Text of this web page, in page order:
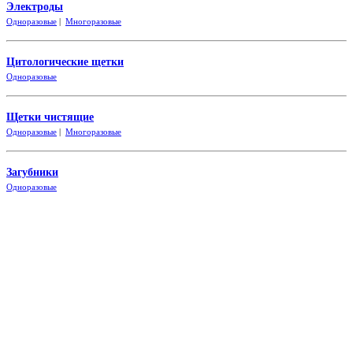
Электроды
Одноразовые Многоразовые
Цитологические щетки
Одноразовые
Щетки чистящие
Одноразовые Многоразовые
Загубники
Одноразовые